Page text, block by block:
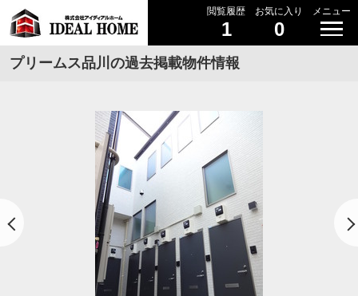
閲覧履歴
1
お気に入り
0
メニュー
プリームス品川の過去掲載物件情報